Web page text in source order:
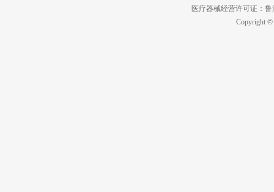
医疗器械经营许可证：
Copyright